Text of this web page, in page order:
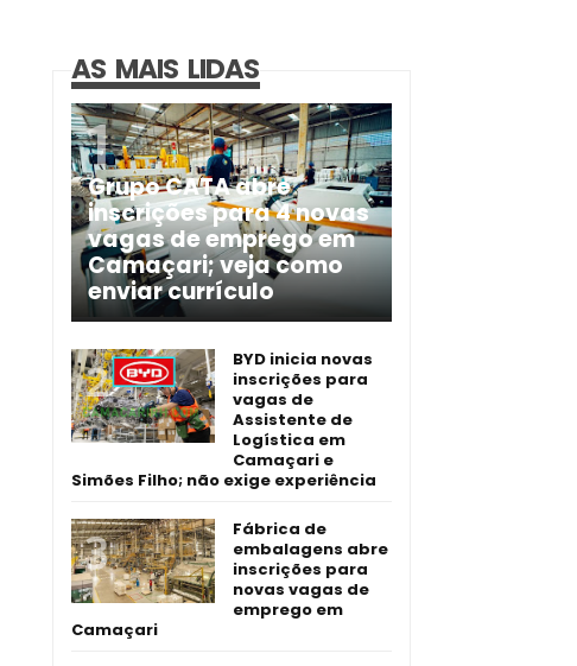
AS MAIS LIDAS
Grupo CATA abre
inscrições para 4 novas
vagas de emprego em
Camaçari; veja como
enviar currículo
BYD inicia novas
inscrições para
vagas de
Assistente de
Logística em
Camaçari e
Simões Filho; não exige experiência
Fábrica de
embalagens abre
inscrições para
novas vagas de
emprego em
Camaçari